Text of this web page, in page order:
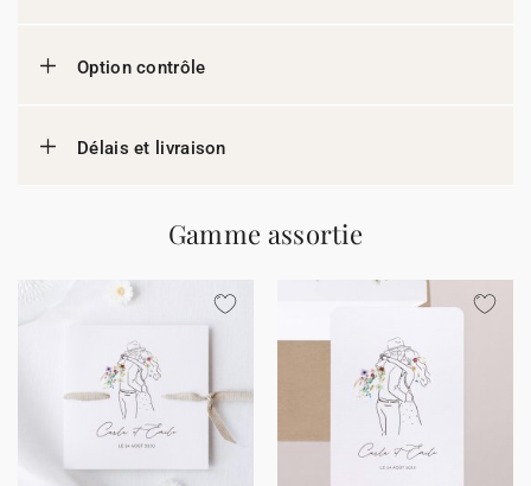
Option contrôle
Délais et livraison
Gamme assortie